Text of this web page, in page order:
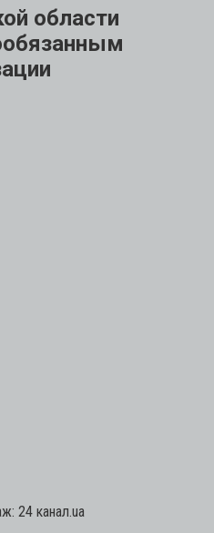
области
24 канал.ua